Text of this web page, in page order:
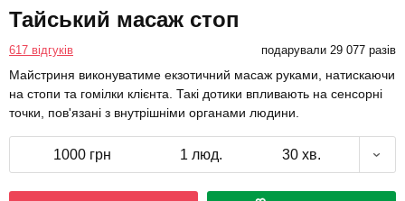
Тайський масаж стоп
617 відгуків подарували 29 077 разів
Майстриня виконуватиме екзотичний масаж руками, натискаючи
на стопи та гомілки клієнта. Такі дотики впливають на сенсорні
точки, пов'язані з внутрішніми органами людини.
1000 грн 1 люд. 30 хв.